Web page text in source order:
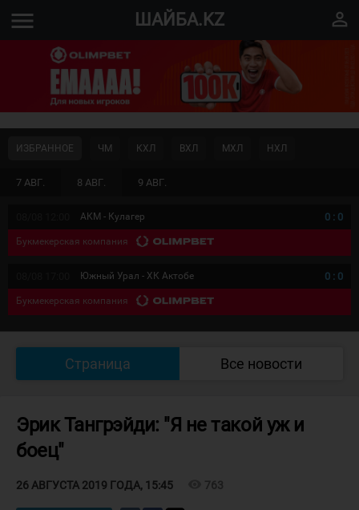
menu ШАЙБА.KZ perm_identity
7 АВГ. 8 АВГ. 9 АВГ.
ИЗБРАННОЕ ЧМ КХЛ ВХЛ МХЛ НХЛ
АКМ - Кулагер 0 : 0
Букмекерская компания
Южный Урал - ХК Актобе 0 : 0
Букмекерская компания
Страница Все новости
Эрик Тангрэйди: "Я не такой уж и
боец"
26 АВГУСТА 2019 ГОДА, 15:45 763